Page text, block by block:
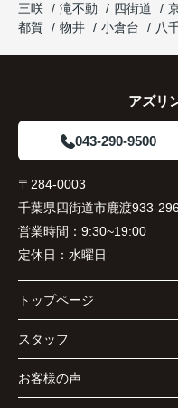
三咲
滝不動 四街道
都賀
物井 小倉台 八
アズリ
043-290-9500
〒284-0003
千葉県四街道市鹿渡933-296
営業時間： 9:30~19:00
定休日： 水曜日
トップページ
スタッフ
お客様の声